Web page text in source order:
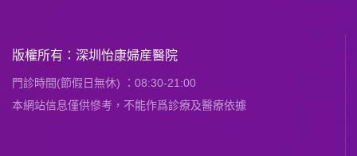
版權所有：深圳怡康婦産醫院
門診時間(節假日無休) ：08:30-21:00
本網站信息僅供慘考，不能作爲診療及醫療依據